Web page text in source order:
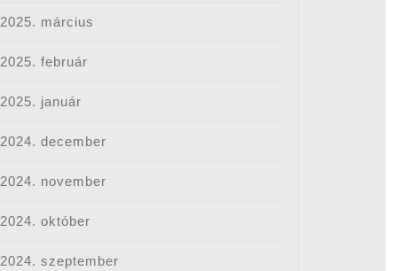
2025. március
2025. február
2025. január
2024. december
2024. november
2024. október
2024. szeptember